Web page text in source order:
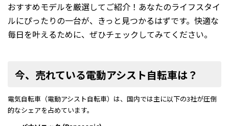
おすすめモデルを厳選してご紹介！あなたのライフスタイ
ルにぴったりの一台が、きっと見つかるはずです。快適な
毎日を叶えるために、ぜひチェックしてみてください。
今、売れている電動アシスト自転車は？
電気自転車（電動アシスト自転車）は、国内では主に以下の3社が圧倒
的なシェアを占めています。